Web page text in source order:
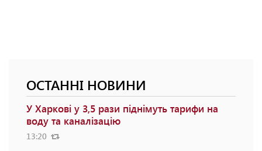
ОСТАННІ НОВИНИ
У Харкові у 3,5 рази піднімуть тарифи на
воду та каналізацію
13:20